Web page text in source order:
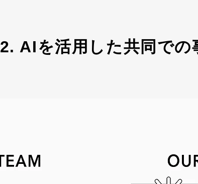
2. AIを活用した共同で